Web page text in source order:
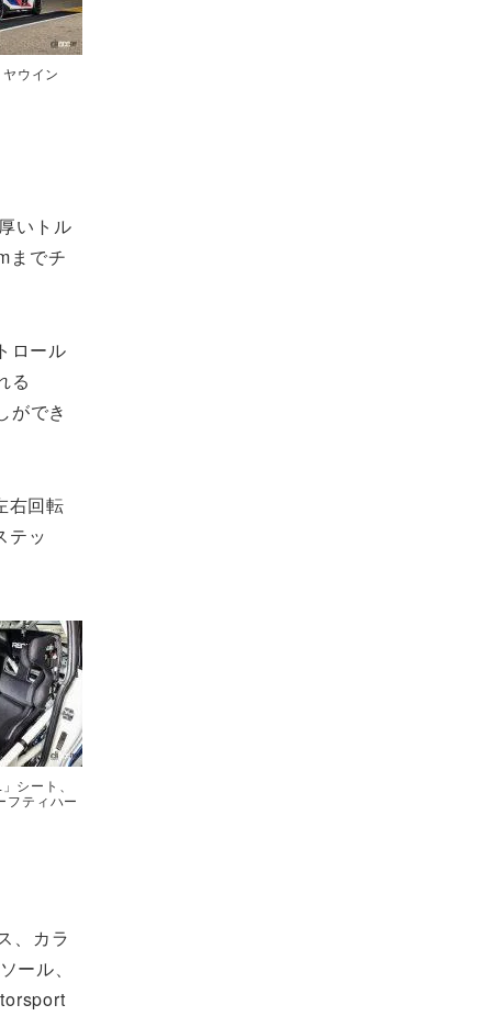
ウイン
いトル
までチ
ロール
る
ができ
右回転
テッ
シート、
フティハー
、カラ
ール、